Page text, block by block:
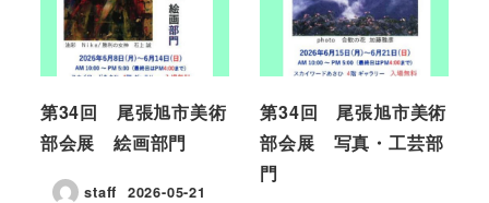
第34回 尾張旭市美術
部会展 絵画部門
staff 2026-05-21
第34回 尾張旭市美術
部会展 写真・工芸部
門